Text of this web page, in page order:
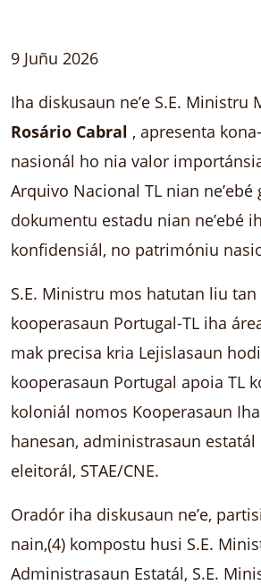
9 Juñu 2026
Iha diskusaun ne’e S.E. Ministru
Rosário Cabral , apresenta
nasionál ho nia valor
Arquivo Nacional TL nian ne’ebé
dokumentu estadu nian ne’ebé
konfidensiál, no patrimóniu
S.E. Ministru mos hatutan liu tan
kooperasaun Portugal-TL iha
mak precisa kria Lejislasaun
kooperasaun Portugal apoia TL
koloniál nomos Kooperasaun Iha
hanesan, administrasaun
eleitorál, STAE/CNE.
Oradór iha diskusaun ne’e,
nain,(4) kompostu husi S.E.
Administrasaun Estatál, S.E.